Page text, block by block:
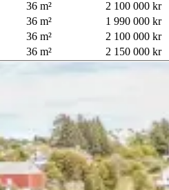
36 m²
2 100 000 kr
36 m²
1 990 000 kr
36 m²
2 100 000 kr
36 m² 2 150 000 kr